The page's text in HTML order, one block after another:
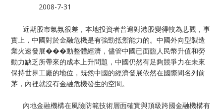
2008-7-31
近期股市氣氛很差，本地投資者普遍對港股變得較為悲觀，事
實上，中國對於金融危機是有強勁抵禦能力的。中國外向型製造
業火速發展���動整體經濟，儘管中國已面臨人民幣升值和勞
動力缺乏所帶來的成本上升問題，中國仍然有足夠競爭力在未來
保持世界工廠的地位，既然中國的經濟發展依然在國際間名列前
茅，內裡就沒有金融危機發生的空間。
內地金融機構在風險防範技術層面確實與頂級跨國金融機構有